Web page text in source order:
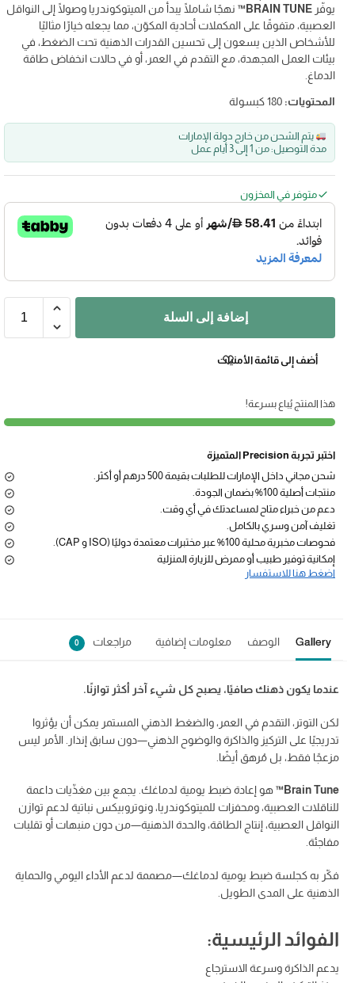
يوفّر BRAIN TUNE™
نهجًا شاملًا يبدأ من الميتوكوندريا وصولًا إلى النواقل
العصبية، متفوقًا على المكملات أحادية المكوّن، مما يجعله خيارًا مثاليًا
للأشخاص الذين يسعون إلى تحسين القدرات الذهنية تحت الضغط، في
بيئات العمل المجهدة، مع التقدم في العمر، أو في حالات انخفاض طاقة
الدماغ.
المحتويات:
يتم الشحن من خارج دولة الإمارات
مدة التوصيل: من 1 إلى 3 أيام عمل
متوفر في المخزون
إضافة إلى السلة
أضف إلى قائمة الأمنيات
هذا المنتج يُباع بسرعة!
اختبر تجربة Precision المتميزة
شحن مجاني داخل الإمارات للطلبات بقيمة 500 درهم أو أكثر.
منتجات أصلية 100% بضمان الجودة.
دعم من خبراء متاح لمساعدتك في أي وقت.
تغليف آمن وسري بالكامل.
فحوصات مخبرية محلية 100% عبر مختبرات معتمدة دوليًا (ISO و CAP).
إمكانية توفير طبيب أو ممرض للزيارة المنزلية
اضغط هنا للاستفسار
Gallery الوصف معلومات إضافية مراجعات 0
عندما يكون ذهنك صافيًا، يصبح كل شيء آخر أكثر توازنًا.
لكن التوتر، التقدم في العمر، والضغط الذهني المستمر يمكن أن يؤثروا
تدريجيًا على التركيز والذاكرة والوضوح الذهني—دون سابق إنذار. الأمر ليس
مزعجًا فقط، بل مُرهق أيضًا.
Brain Tune™
هو إعادة ضبط يومية لدماغك. يجمع بين مغذّيات داعمة
للناقلات العصبية، ومحفزات للميتوكوندريا، ونوتروبيكس نباتية لدعم توازن
النواقل العصبية، إنتاج الطاقة، والحدة الذهنية—من دون منبهات أو تقلبات
مفاجئة.
فكّر به كجلسة ضبط يومية لدماغك—مصممة لدعم الأداء اليومي والحماية
الذهنية على المدى الطويل.
الفوائد الرئيسية:
يدعم الذاكرة وسرعة الاسترجاع